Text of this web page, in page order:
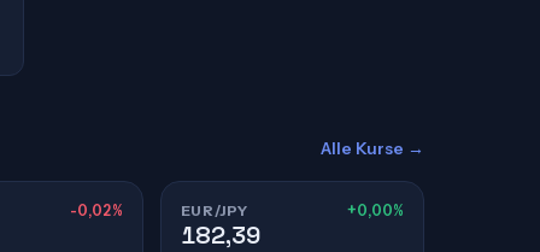
Alle Kurse →
-0,02% EUR/JPY +0,00%
182,39